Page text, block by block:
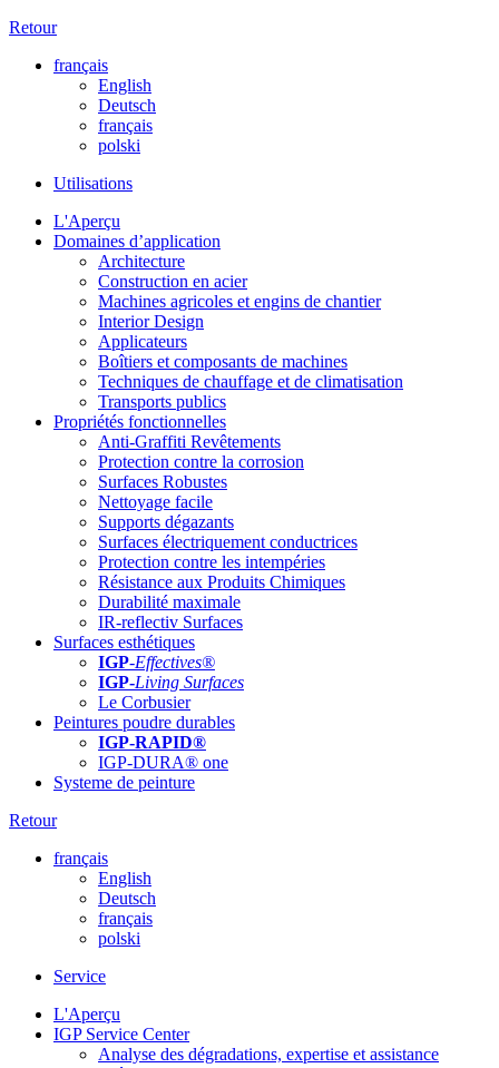
Retour
français
English
Deutsch
français
polski
Utilisations
L'Aperçu
Domaines d’application
Architecture
Construction en acier
Machines agricoles et engins de chantier
Interior Design
Applicateurs
Boîtiers et composants de machines
Techniques de chauffage et de climatisation
Transports publics
Propriétés fonctionnelles
Anti-Graffiti Revêtements
Protection contre la corrosion
Surfaces Robustes
Nettoyage facile
Supports dégazants
Surfaces électriquement conductrices
Protection contre les intempéries
Résistance aux Produits Chimiques
Durabilité maximale
IR-reflectiv Surfaces
Surfaces esthétiques
IGP-Effectives®
IGP-Living Surfaces
Le Corbusier
Peintures poudre durables
IGP-RAPID®
IGP-DURA® one
Systeme de peinture
Retour
français
English
Deutsch
français
polski
Service
L'Aperçu
IGP Service Center
Analyse des dégradations, expertise et assistance